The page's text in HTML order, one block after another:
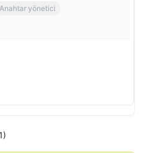
Anahtar yönetici